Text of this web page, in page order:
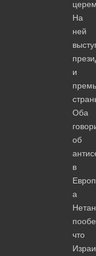
На
ней
и
Оба
об
в
а
что